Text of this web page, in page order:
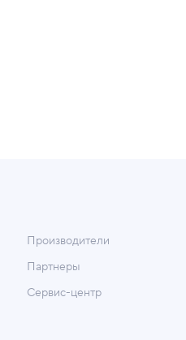
Производители
Партнеры
Сервис-центр